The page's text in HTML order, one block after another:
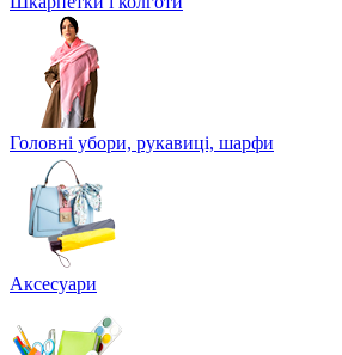
Головні убори, рукавиці, шарфи
Аксесуари